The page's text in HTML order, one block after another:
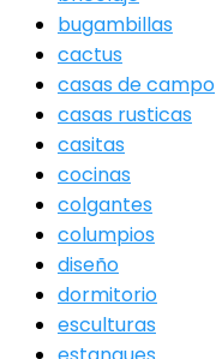
bugambillas
cactus
casas de campo
casas rusticas
casitas
cocinas
colgantes
columpios
diseño
dormitorio
esculturas